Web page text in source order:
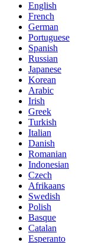
English
French
German
Portuguese
Spanish
Russian
Japanese
Korean
Arabic
Irish
Greek
Turkish
Italian
Danish
Romanian
Indonesian
Czech
Afrikaans
Swedish
Polish
Basque
Catalan
Esperanto